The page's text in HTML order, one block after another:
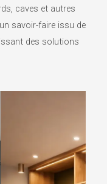
caves et autres
savoir-faire issu de
des solutions